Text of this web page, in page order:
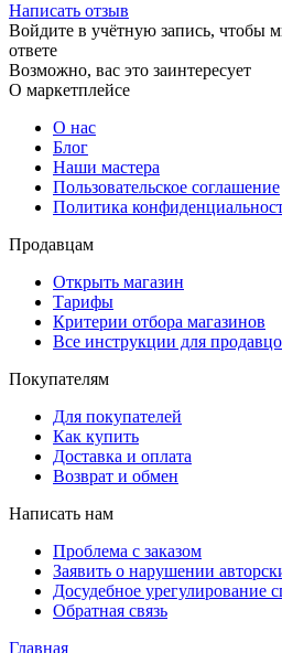
Написать отзыв
Войдите в учётную запись, чтобы
ответе
Возможно, вас это заинтересует
О маркетплейсе
О нас
Блог
Наши мастера
Пользовательское соглашение
Политика
Продавцам
Открыть магазин
Тарифы
Критерии отбора магазинов
Все инструкции для
Покупателям
Для покупателей
Как купить
Доставка и оплата
Возврат и обмен
Написать нам
Проблема с заказом
Заявить о нарушении
Досудебное урегулирование
Обратная связь
Главная